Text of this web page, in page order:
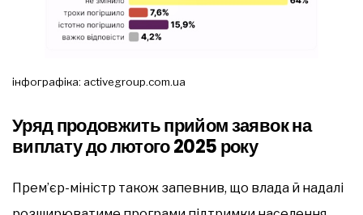
інфографіка: activegroup.com.ua
Уряд продовжить прийом заявок на
виплату до лютого 2025 року
Прем’єр-міністр також запевнив, що влада й надалі